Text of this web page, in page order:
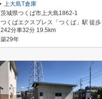
上大島T倉庫
茨城県つくば市上大島1862-1
つくばエクスプレス「つくば」駅 徒歩
242分車32分 19.5km
築29年